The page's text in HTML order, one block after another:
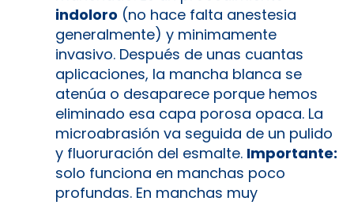
indoloro (no hace falta anestesia
generalmente) y minimamente
invasivo. Después de unas cuantas
aplicaciones, la mancha blanca se
atenúa o desaparece porque hemos
eliminado esa capa porosa opaca. La
microabrasión va seguida de un pulido
y fluoruración del esmalte. Importante:
solo funciona en manchas poco
profundas. En manchas muy